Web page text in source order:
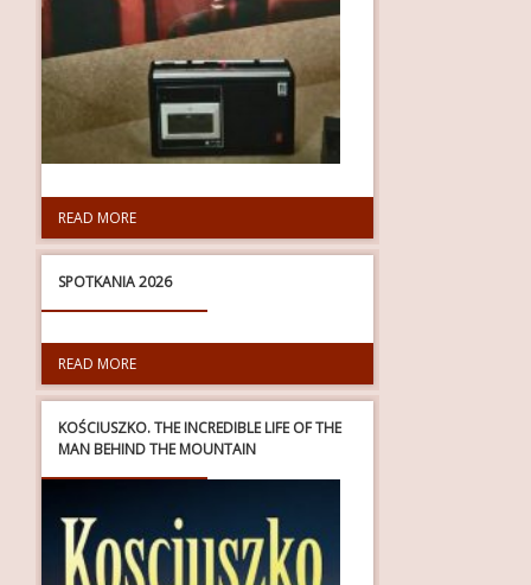
READ MORE
SPOTKANIA 2026
READ MORE
KOŚCIUSZKO. THE INCREDIBLE LIFE OF THE
MAN BEHIND THE MOUNTAIN